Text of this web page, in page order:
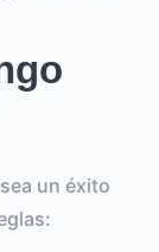
un éxito